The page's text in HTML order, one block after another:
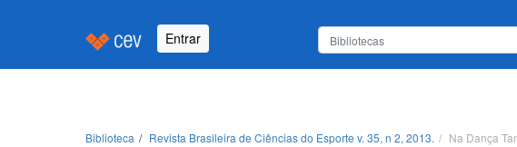
Entrar
Biblioteca Revista Brasileira de Ciências do Esporte v. 35, n 2, 2013. Na Dança